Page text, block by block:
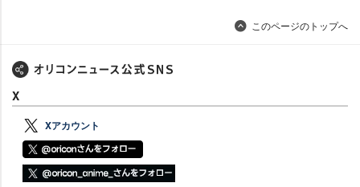
このページのトップへ
X
Xアカウント